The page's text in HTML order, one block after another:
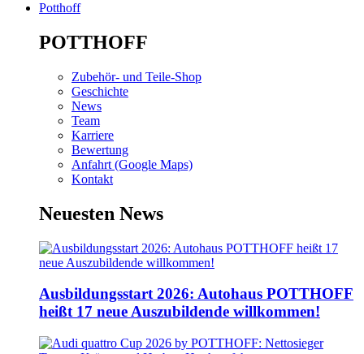
Potthoff
POTTHOFF
Zubehör- und Teile-Shop
Geschichte
News
Team
Karriere
Bewertung
Anfahrt (Google Maps)
Kontakt
Neuesten News
Ausbildungsstart 2026: Autohaus POTTHOFF
heißt 17 neue Auszubildende willkommen!